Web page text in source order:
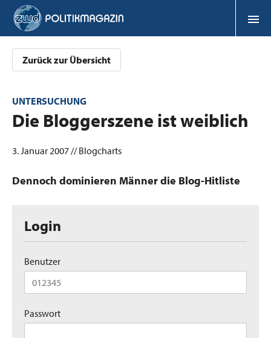
Zurück zur Übersicht
UNTERSUCHUNG
:Die Bloggerszene ist weiblich
3. Januar 2007 // Blogcharts
Dennoch dominieren Männer die Blog-Hitliste
Login
Benutzer
Passwort